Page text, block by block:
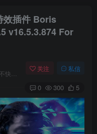
效插件 Boris
v16.5.3.874 For
关注 私信
0 300 5